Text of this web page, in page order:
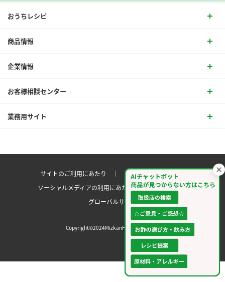
おうちレシピ
商品情報
企業情報
お客様相談センター
業務用サイト
サイトのご利用にあたり ｜ プライバシーポリシー
ソーシャルメディアの利用にあたりサイトマップ ｜
グローバルサイト
Copyright©2024MizkanHoldingsCo.Ltd.